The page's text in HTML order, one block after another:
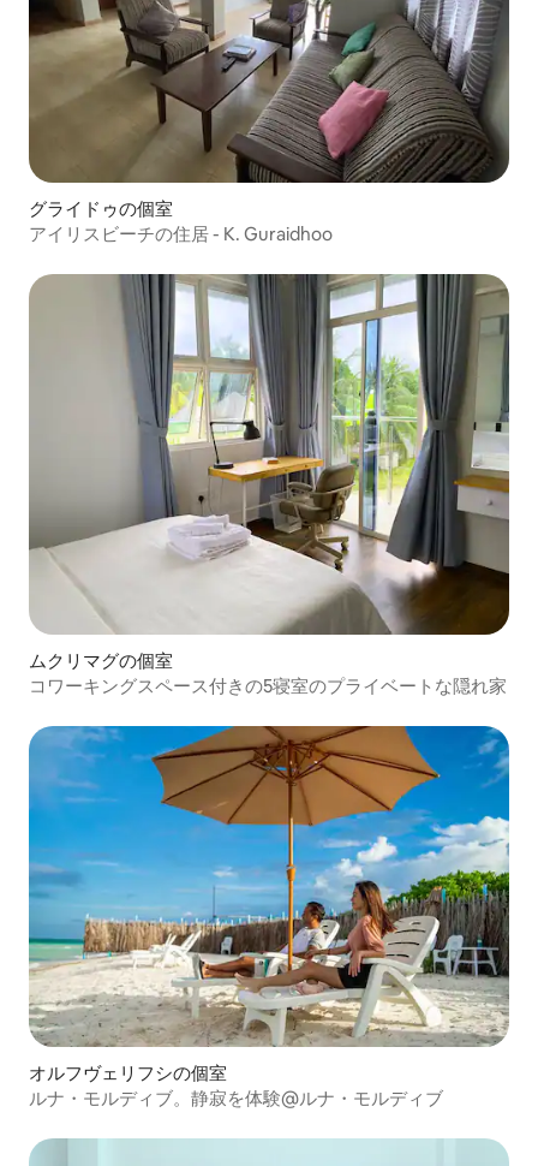
グライドゥの個室
アイリスビーチの住居 - K. Guraidhoo
ムクリマグの個室
コワーキングスペース付きの5寝室のプライベートな隠れ家
オルフヴェリフシの個室
ルナ・モルディブ。静寂を体験@ルナ・モルディブ